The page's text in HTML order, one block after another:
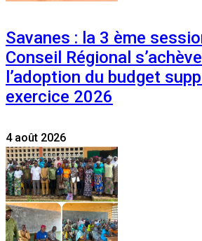
Savanes : la 3 ème
Conseil Régional
l’adoption du budget
exercice 2026
4 août 2026